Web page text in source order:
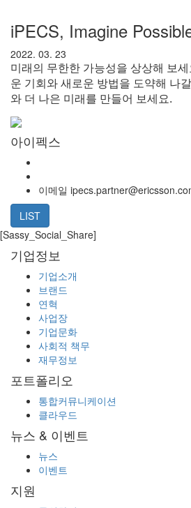
iPECS, Imagine
2022. 03. 23
미래의 무한한 가능성을 상상해 보
운 기회와 새로운 방법을 도약해 나
와 더 나은 미래를 만들어 보세요.
아이펙스
이메일
LIST
[Sassy_Social_Share]
기업정보
기업소개
브랜드
연혁
사업장
기업문화
사회적 책무
재무정보
포트폴리오
통합커뮤니케이션
클라우드
뉴스 & 이벤트
뉴스
이벤트
지원